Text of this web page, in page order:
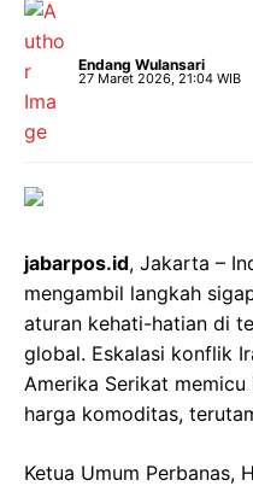
Endang Wulansari
27 Maret 2026, 21:04 WIB
jabarpos.id, Jakarta –
mengambil langkah
aturan kehati-hatian di
global. Eskalasi konflik
Amerika Serikat
harga komoditas,
Ketua Umum Perbanas,